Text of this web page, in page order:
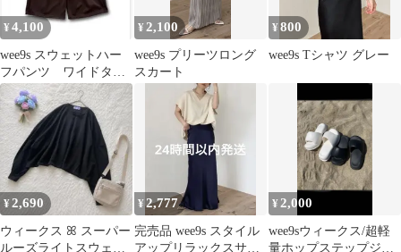
¥ 4,100
wee9s スウェットハー
フパンツ ワイドタイ
プ
¥ 2,100
wee9s プリーツロング
スカート
¥800
wee9s Tシャツ グレー
¥2,690
ウィークス ꕤ スーパー
ルーズライトスウェッ
¥ 2,777
完売品 wee9s スタイル
アップリラックスサテ
¥ 2,000
wee9sウィークス/超軽
量ホップステップジャ